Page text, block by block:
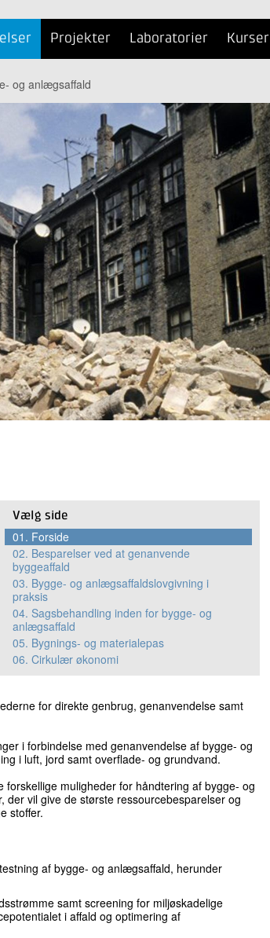
Projekter Laboratorier Kurser
og anlægsaffald
Vælg side
01. Forside
02. Besparelser ved at genanvende
byggeaffald
03. Bygge- og anlægsaffaldslovgivning i
praksis
04. Sagsbehandling inden for bygge- og
anlægsaffald
05. Bygnings- og materialepas
06. Cirkulær økonomi
for direkte genbrug, genanvendelse samt
i forbindelse med genanvendelse af bygge- og
i luft, jord samt overflade- og grundvand.
muligheder for håndtering af bygge- og
vil give de største ressourcebesparelser og
stoffer.
af bygge- og anlægsaffald, herunder
samt screening for miljøskadelige
i affald og optimering af